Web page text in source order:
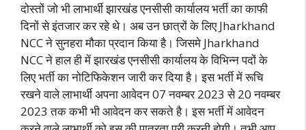
दोस्तों जो भी लाभार्थी झारखंड एनसीसी कार्यालय भर्ती का काफी
दिनों से इंतजार कर रहे थे। अब उन छात्रों के लिए Jharkhand
NCC ने सुनहरा मौका प्रदान किया है। जिसमे Jharkhand
NCC ने हाल ही में झारखंड एनसीसी कार्यालय के विभिन्न पदों के
लिए भर्ती का नोटिफिकेशन जारी कर दिया है। इस भर्ती में रूचि
रखने वाले लाभार्थी अपना आवेदन 07 नवम्बर 2023 से 20 नवम्बर
2023 तक कभी भी आवेदन कर सकते है। इस भर्ती में आवेदन